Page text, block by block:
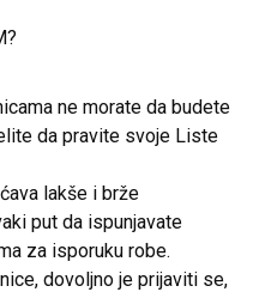
ne morate da budete
da pravite svoje Liste
lakše i brže
put da ispunjavate
za isporuku robe.
dovoljno je prijaviti se,